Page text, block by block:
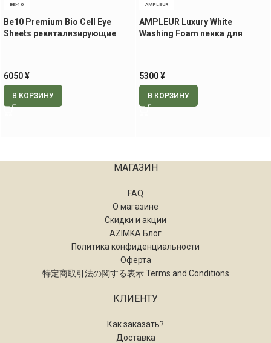
BE-10
Be10 Premium Bio Cell Eye
Sheets ревитализирующие
6050¥
В КОРЗИНУ
AMPLEUR
AMPLEUR Luxury White
Washing Foam пенка для
5300¥
В КОРЗИНУ
МАГАЗИН
FAQ
О магазине
Скидки и акции
AZIMKA Блог
Политика конфиденциальности
Оферта
特定商取引法の関する表示 Terms and Conditions
КЛИЕНТУ
Как заказать?
Доставка